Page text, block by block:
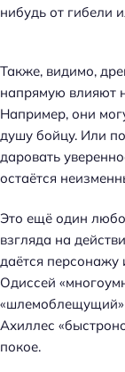
нибудь от гибели
Также, видимо,
напрямую влияют
Например, они
душу бойцу. Или
даровать
остаётся
Это ещё один
взгляда на
даётся персонажу
Одиссей
«шлемоблещущий»
Ахиллес
покое.